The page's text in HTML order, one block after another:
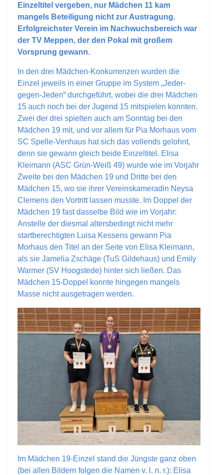
Einzeltitel vergeben, nur Mädchen 11 kam
mangels Beteiligung nicht zur Austragung.
Erfolgreichster Verein im Nachwuchsbereich war
der TV Meppen, der den Pokal mit großem
Vorsprung gewann.
In den drei Mädchen-Konkurrenzen wurden die
Einzel jeweils in einer Gruppe im System „Jeder-
gegen-Jeden“ durchgeführt, wobei die drei Mädchen
15 auch noch bei der Jugend 15 mitspielen konnten.
Zwei der drei spielten auch am Sonntag bei den
Mädchen 19 mit, und vor allem für Pia Morhaus vom
SC Spelle-Venhaus hat sich das vollends gelohnt,
denn sie gewann gleich beide Einzeltitel. Elisa
Kleimann (ASC Grün-Weiß 49) wurde wie im Vorjahr
Zweite bei den Mädchen 19 und Dritte bei den
Mädchen 15, wo sie ihrer Vereinskameradin Neysa
Clemens den Vortritt lassen musste. Im Doppel der
Mädchen 19 fast dasselbe Bild wie im Vorjahr:
Anstelle der diesmal altersbedingt nicht mehr
startberechtigten Luisa Kessens gewann Pia
Morhaus den Titel an der Seite von Elisa Kleimann,
als sie Jamelia Zschäge (TuS Gildehaus) und Emily
Warmer (SV Hoogstede) hinter sich ließen. Das
Mädchen 15-Doppel konnte hingegen mangels
Masse nicht ausgetragen werden.
Im Mädchen 19-Einzel stand die Jüngste ganz oben
(bei allen Bildern folgen die Namen v. l. n. r.): Elisa